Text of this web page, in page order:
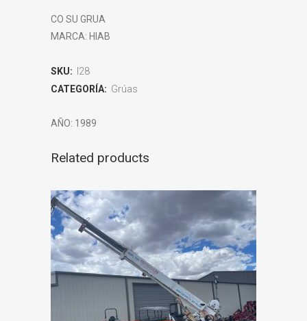
CO SU GRUA
MARCA: HIAB
SKU:
I28
CATEGORÍA: Grúas
AÑO: 1989
Related products